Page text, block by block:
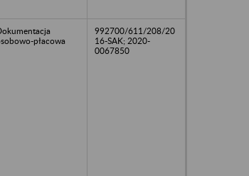
płacowa
992700/611/208/20
16-SAK; 2020-
0067850